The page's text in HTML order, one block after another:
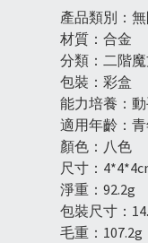
產品類別：
材質：合金
分類：二階
包裝：彩盒
能力培養：
適用年齡：青
顏色：八色
尺寸：
淨重：92.2g
包裝尺寸：
毛重：107.2g